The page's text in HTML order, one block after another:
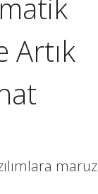
Artık
maruz